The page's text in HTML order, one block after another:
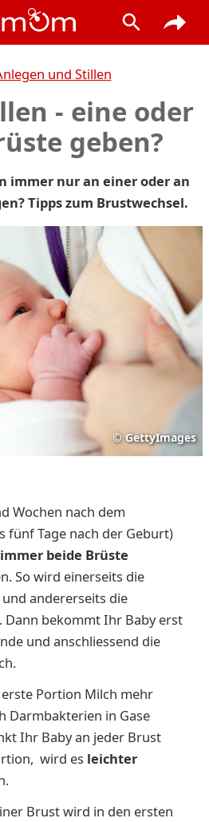
und Stillen
- eine oder
geben?
immer nur an einer oder an
Tipps zum Brustwechsel.
© GettyImages
Wochen nach dem
fünf Tage nach der Geburt)
immer beide Brüste
So wird einerseits die
andererseits die
Dann bekommt Ihr Baby erst
und anschliessend die
Portion Milch mehr
Darmbakterien in Gase
Ihr Baby an jeder Brust
wird es leichter
Brust wird in den ersten